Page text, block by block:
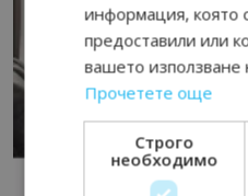
информация, която
предоставили или
вашето използване
Прочетете още
Строго
необходимо